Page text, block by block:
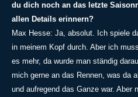
du dich noch an das letzte
allen Details erinnern?
Max Hesse: Ja, absolut. Ich spiele
in meinem Kopf durch. Aber ich
es mehr, da wurde man ständig
mich gerne an das Rennen, was da
und aufregend das Ganze war. Aber